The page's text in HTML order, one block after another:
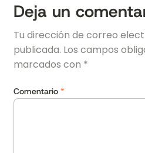
Deja un
Tu dirección de correo
publicada. Los campos
marcados con *
Comentario *